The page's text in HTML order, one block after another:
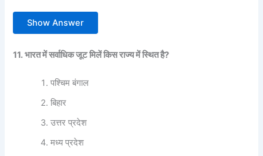
Show Answer
11. भारत में सर्वाधिक जूट मिलें किस राज्य में स्थित है?
पश्चिम बंगाल
बिहार
उत्तर प्रदेश
मध्य प्रदेश